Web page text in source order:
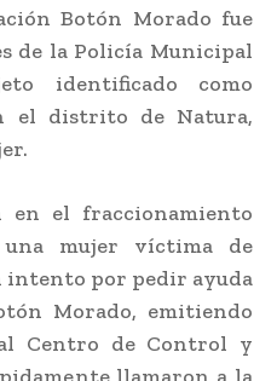
Botón Morado fue
de la Policía Municipal
identificado como
el distrito de Natura,
en el fraccionamiento
una mujer víctima de
por pedir ayuda
Morado, emitiendo
Centro de Control y
llamaron a la